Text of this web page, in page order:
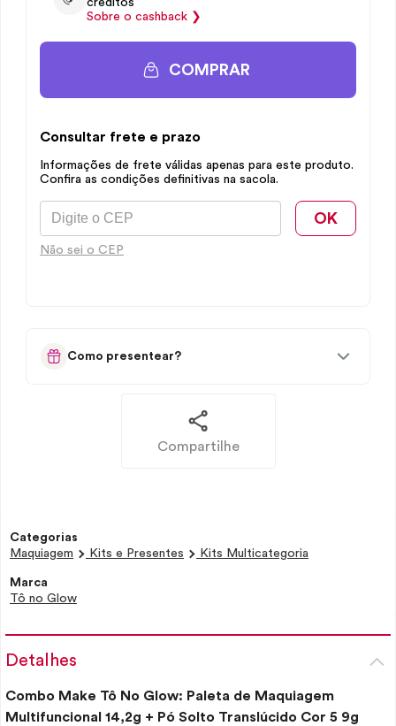
créditos
Sobre o cashback ❯
COMPRAR
Consultar frete e prazo
Informações de frete válidas apenas para este produto.
Confira as condições definitivas na sacola.
OK
Não sei o CEP
Como presentear?
Compartilhe
Categorias
Maquiagem
Kits e Presentes Kits Multicategoria
Marca
Tô no Glow
Detalhes
Combo Make Tô No Glow: Paleta de Maquiagem
Multifuncional 14,2g + Pó Solto Translúcido Cor 5 9g